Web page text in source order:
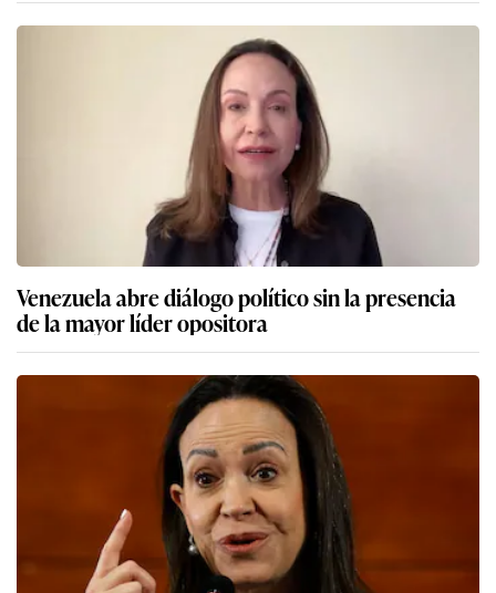
Venezuela abre diálogo político sin la presencia
de la mayor líder opositora